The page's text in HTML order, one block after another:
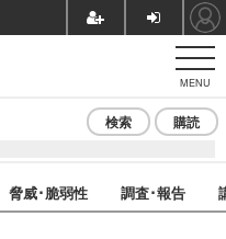
MENU
検索 購読
脅威･脆弱性 調査･報告